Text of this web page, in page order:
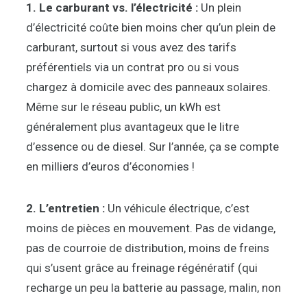
1. Le carburant vs. l’électricité : Un plein
d’électricité coûte bien moins cher qu’un plein de
carburant, surtout si vous avez des tarifs
préférentiels via un contrat pro ou si vous
chargez à domicile avec des panneaux solaires.
Même sur le réseau public, un kWh est
généralement plus avantageux que le litre
d’essence ou de diesel. Sur l’année, ça se compte
en milliers d’euros d’économies !
2. L’entretien : Un véhicule électrique, c’est
moins de pièces en mouvement. Pas de vidange,
pas de courroie de distribution, moins de freins
qui s’usent grâce au freinage régénératif (qui
recharge un peu la batterie au passage, malin, non